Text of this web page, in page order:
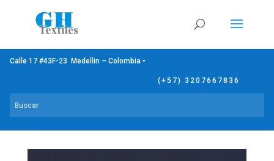
Calle 17 #43F-23 Medellin – Colombia •
(+57) 3207667836